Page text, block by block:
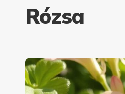
Rózsa